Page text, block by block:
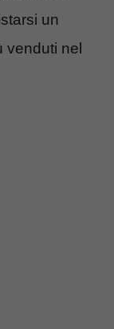
un
venduti nel